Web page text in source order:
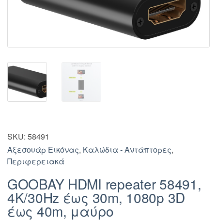
SKU: 58491
Αξεσουάρ Εικόνας, Καλώδια - Αντάπτορες,
Περιφερειακά
GOOBAY HDMI repeater 58491,
4K/30Hz έως 30m, 1080p 3D
έως 40m, μαύρο